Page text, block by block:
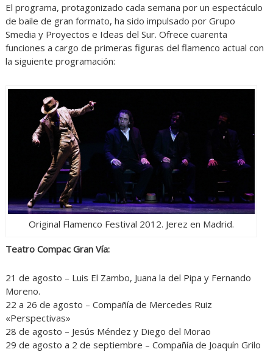
El programa, protagonizado cada semana por un espectáculo
de baile de gran formato, ha sido impulsado por Grupo
Smedia y Proyectos e Ideas del Sur. Ofrece cuarenta
funciones a cargo de primeras figuras del flamenco actual con
la siguiente programación:
Original Flamenco Festival 2012. Jerez en Madrid.
Teatro Compac Gran Vía:
21 de agosto – Luis El Zambo, Juana la del Pipa y Fernando
Moreno.
22 a 26 de agosto – Compañía de Mercedes Ruiz
«Perspectivas»
28 de agosto – Jesús Méndez y Diego del Morao
29 de agosto a 2 de septiembre – Compañía de Joaquín Grilo